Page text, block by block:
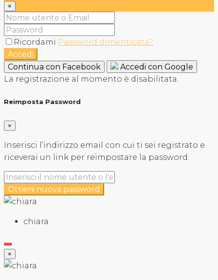
×
Ricordami Password dimenticata?
Accedi
Continua con Facebook
Accedi con Google
La registrazione al momento è disabilitata.
Reimposta Password
×
Inserisci l’indirizzo email con cui ti sei registrato e
riceverai un link per reimpostare la password.
Ottieni nuova password
chiara
×